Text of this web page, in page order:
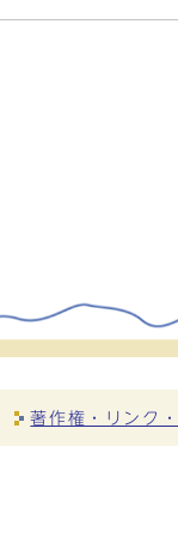
著作権・リンク